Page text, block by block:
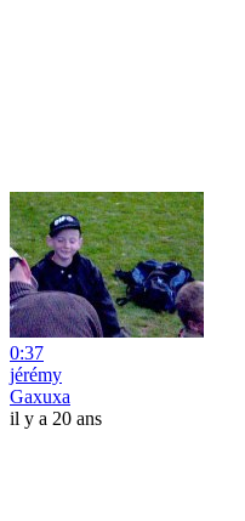
0:37
jérémy
Gaxuxa
il y a 20 ans